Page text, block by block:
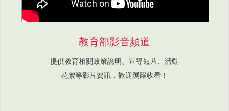
教育部影音頻道
提供教育相關政策說明、宣導短片、活動
花絮等影片資訊，歡迎踴躍收看！